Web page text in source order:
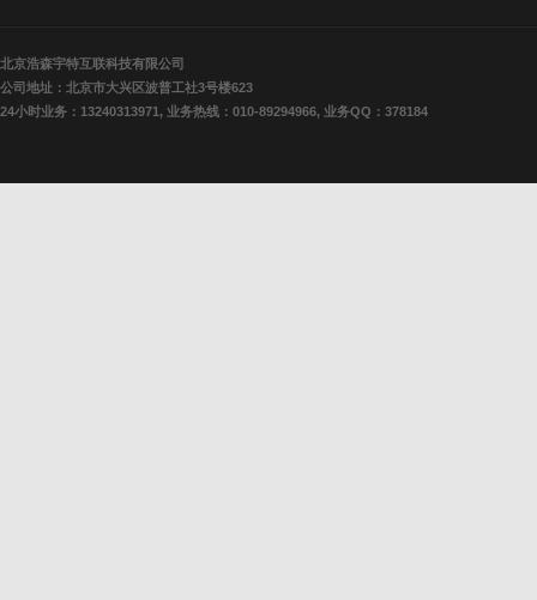
北京浩森宇特互联科技有限公司
公司地址：北京市大兴区波普工社3号楼623
24小时业务：13240313971, 业务热线：010-89294966, 业务QQ：378184